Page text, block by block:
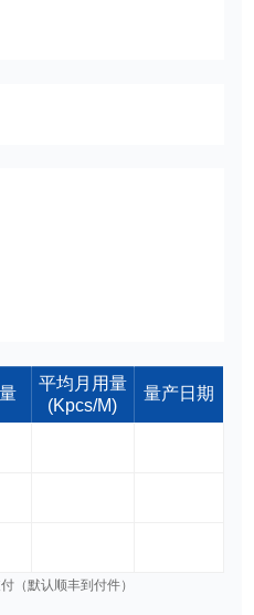
平均月用量
(Kpcs/M)
量产日期
（默认顺丰到付件）